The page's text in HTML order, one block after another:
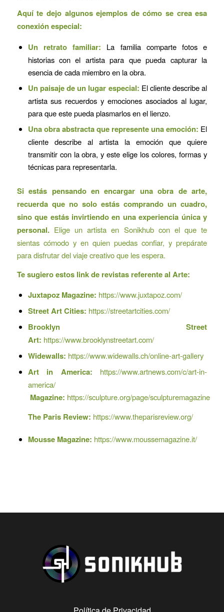
Aquí te dejo algunos ejemplos de cómo se crea esa
conexión especial:
Un retrato familiar: La familia comparte fotos e
historias con el artista para que pueda capturar la
esencia de cada miembro en la obra.
Un paisaje de un lugar especial: El cliente describe al
artista sus recuerdos y emociones asociados al lugar,
para que este pueda plasmarlos en el lienzo.
Una obra abstracta que represente una emoción: El
cliente describe al artista la emoción que quiere
transmitir con la obra, y este elige los colores, formas y
técnicas para representarla.
Si estás pensando en encargar una obra de arte,
recuerda que no solo estás comprando un cuadro,
sino que estás invirtiendo en una experiencia única y
personal. Elige un artista en Sonikhub con el que te
sientas cómodo y en quien puedas confiar, y prepárate
para disfrutar del viaje creativo que les espera.
Te sugiero estos link de revistas referente al Arte:
Juxtapoz Magazine: https://www.juxtapoz.com/
Street Art Cities: https://streetartcities.com/
Brooklyn Street
Art: https://www.brooklynstreetart.com/
Widewalls: https://www.widewalls.ch/online-art-gallery
Art in America:
https://www.artnews.com/c/art-in-
america/
Magazine: https://sculpture.org/page/sculpturemagazine
The Paris Review: https://www.theparisreview.org/
Mousse Magazine: https://www.moussemagazine.it/